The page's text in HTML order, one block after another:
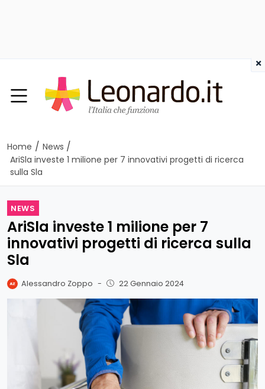
Home / News /
AriSla investe 1 milione per 7 innovativi progetti di ricerca
sulla Sla
NEWS
AriSla investe 1 milione per 7
innovativi progetti di ricerca sulla
Sla
Alessandro Zoppo - 22 Gennaio 2024
×